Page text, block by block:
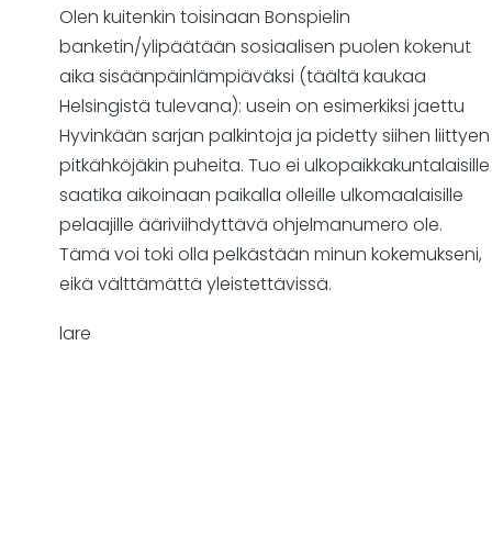
Olen kuitenkin toisinaan Bonspielin
banketin/ylipäätään sosiaalisen puolen kokenut
aika sisäänpäinlämpiäväksi (täältä kaukaa
Helsingistä tulevana): usein on esimerkiksi jaettu
Hyvinkään sarjan palkintoja ja pidetty siihen liittyen
pitkähköjäkin puheita. Tuo ei ulkopaikkakuntalaisille
saatika aikoinaan paikalla olleille ulkomaalaisille
pelaajille ääriviihdyttävä ohjelmanumero ole.
Tämä voi toki olla pelkästään minun kokemukseni,
eikä välttämättä yleistettävissä.
lare